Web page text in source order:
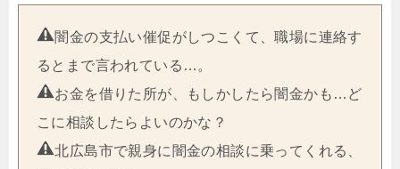
闇金の支払い催促がしつこくて、職場に連絡す
るとまで言われている…。
お金を借りた所が、もしかしたら闇金かも…ど
こに相談したらよいのかな？
北広島市で親身に闇金の相談に乗ってくれる、